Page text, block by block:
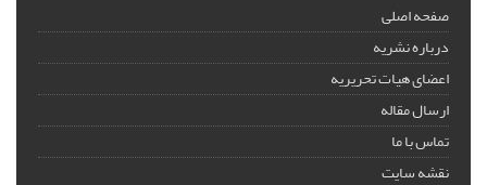
صفحه اصلی
درباره نشریه
اعضای هیات تحریریه
ارسال مقاله
تماس با ما
نقشه سایت